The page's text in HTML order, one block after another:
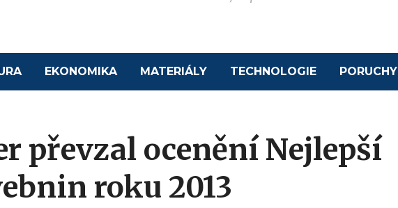
EKONOMIKA MATERIÁLY TECHNOLOGIE PORUCHY
převzal ocenění Nejlepší
roku 2013